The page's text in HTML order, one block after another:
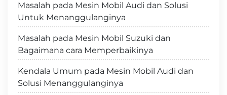
Masalah pada Mesin Mobil Audi dan Solusi
Untuk Menanggulanginya
Masalah pada Mesin Mobil Suzuki dan
Bagaimana cara Memperbaikinya
Kendala Umum pada Mesin Mobil Audi dan
Solusi Menanggulanginya